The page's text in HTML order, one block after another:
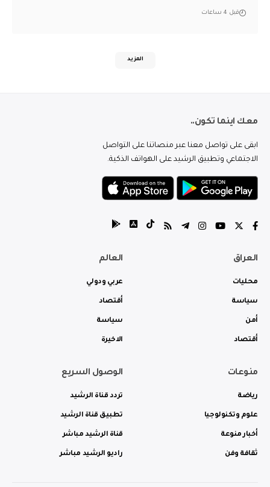
قبل 4 ساعات
المزيد
معك اينما تكون..
ابقى على تواصل معنا عبر منصاتنا على التواصل
الاجتماعي وتطبيق الرشيد على الهواتف الذكية.
العراق
محليات
سياسة
أمن
أقتصاد
العالم
عربي ودولي
أقتصاد
سياسة
الاخيرة
منوعات
رياضة
علوم وتكنولوجيا
أخبار منوعة
ثقافة وفن
الوصول السريع
تردد قناة الرشيد
تطبيق قناة الرشيد
قناة الرشيد مباشر
راديو الرشيد مباشر